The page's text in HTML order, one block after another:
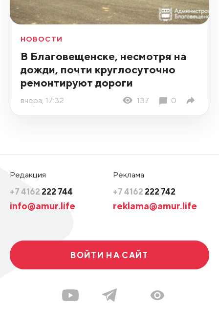
НОВОСТИ
В Благовещенске, несмотря на
дожди, почти круглосуточно
ремонтируют дороги
вчера, 17:32 137 0
Редакция
+7 4162 222 744
info@amur.life
Реклама
+7 4162 222 742
reklama@amur.life
ВОЙТИ НА САЙТ